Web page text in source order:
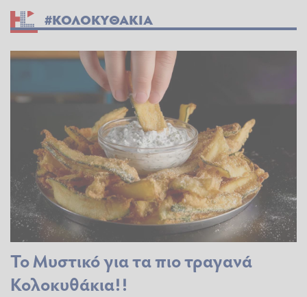
#ΚΟΛΟΚΥΘΑΚΙΑ
Το Μυστικό για τα πιο τραγανά
Κολοκυθάκια!!